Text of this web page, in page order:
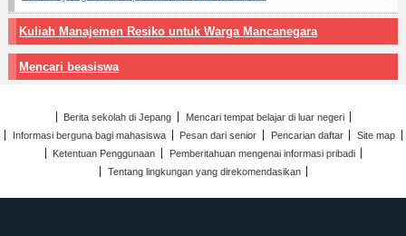
Kuliah Manajemen Resiko untuk Warga Mancanegara
Mencari beasiswa
Berita sekolah di Jepang
Mencari tempat belajar di luar negeri
Informasi berguna bagi mahasiswa
Pesan dari senior Pencarian daftar
Site map
Ketentuan Penggunaan
Pemberitahuan mengenai informasi pribadi
Tentang lingkungan yang direkomendasikan